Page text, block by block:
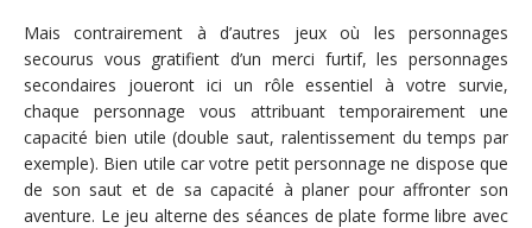
Mais contrairement à d’autres jeux où les personnages
secourus vous gratifient d’un merci furtif, les personnages
secondaires joueront ici un rôle essentiel à votre survie,
chaque personnage vous attribuant temporairement une
capacité bien utile (double saut, ralentissement du temps par
exemple). Bien utile car votre petit personnage ne dispose que
de son saut et de sa capacité à planer pour affronter son
aventure. Le jeu alterne des séances de plate forme libre avec